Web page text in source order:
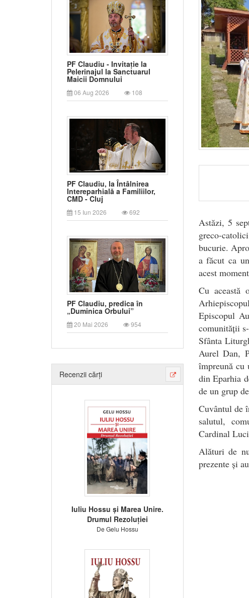
PF Claudiu - Invitație la
Pelerinajul la Sanctuarul
Maicii Domnului
06 Aug 2026 108
PF Claudiu, la Întâlnirea
Intereparhială a Familiilor,
CMD - Cluj
15 Iun 2026 692
PF Claudiu, predica în
„Duminica Orbului”
20 Mai 2026 954
Recenzii cărți
Iuliu Hossu și Marea Unire.
Drumul Rezoluției
De Gelu Hossu
Astăzi, 5
greco-
bucurie.
a făcut ca
acest
Cu această
Episcopul
comunității
Sfânta
Aurel Dan,
împreună cu
din Eparhia
de un grup
Cuvântul de
salutul,
Cardinal
Alături de
prezente și